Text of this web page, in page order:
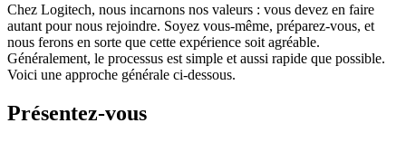
Chez Logitech, nous incarnons nos valeurs : vous devez en faire
autant pour nous rejoindre. Soyez vous-même, préparez-vous, et
nous ferons en sorte que cette expérience soit agréable.
Généralement, le processus est simple et aussi rapide que possible.
Voici une approche générale ci-dessous.
Présentez-vous